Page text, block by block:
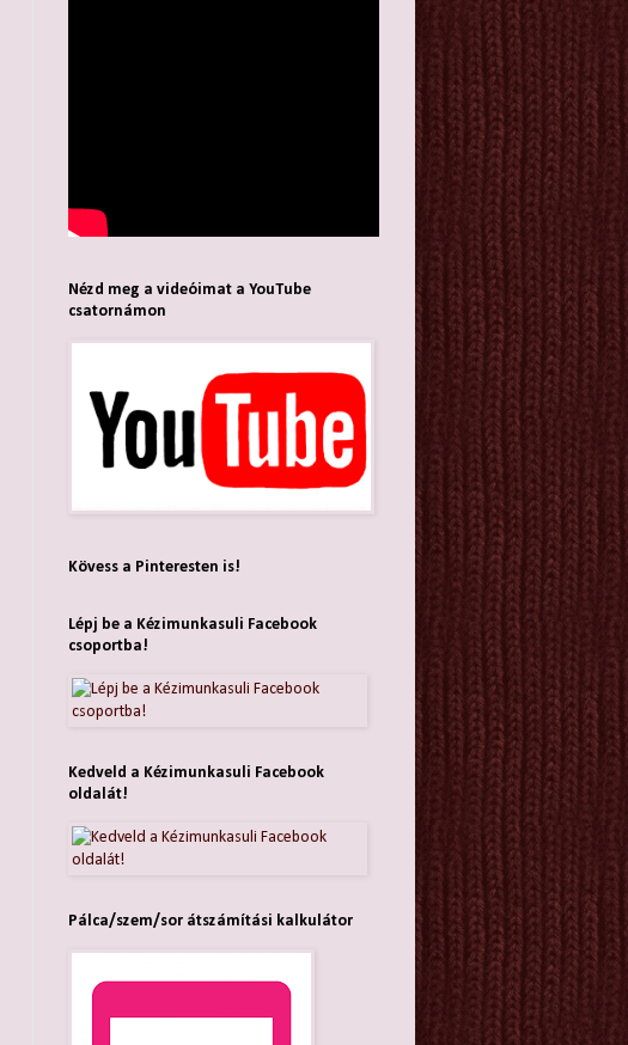
Nézd meg a videóimat a YouTube
csatornámon
Kövess a Pinteresten is!
Lépj be a Kézimunkasuli Facebook
csoportba!
Kedveld a Kézimunkasuli Facebook
oldalát!
Pálca/szem/sor átszámítási kalkulátor